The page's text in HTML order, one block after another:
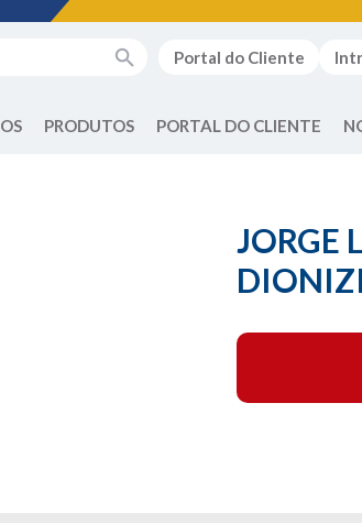
Portal do Cliente
PRODUTOS PORTAL DO CLIENTE
JORGE